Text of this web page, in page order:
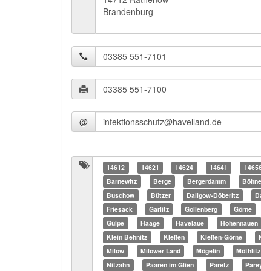
Brandenburg
@
14612 14621 14624 14641
Barnewitz
Berge Bergerdamm Böhne
Buschow
Bützer Dallgow-Döberitz
Friesack
Garlitz Gollenberg Görne
Gülpe
Haage Havelaue Hohennauen
Klein Behnitz
Kleßen Kleßen-Görne
Milow
Milower Land Mögelin Möthlitz
Nitzahn
Paaren im Glien Paretz